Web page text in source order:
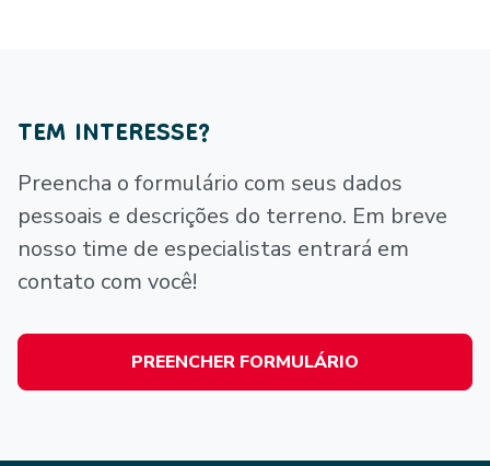
TEM INTERESSE?
Preencha o formulário com seus dados
pessoais e descrições do terreno. Em breve
nosso time de especialistas entrará em
contato com você!
PREENCHER FORMULÁRIO